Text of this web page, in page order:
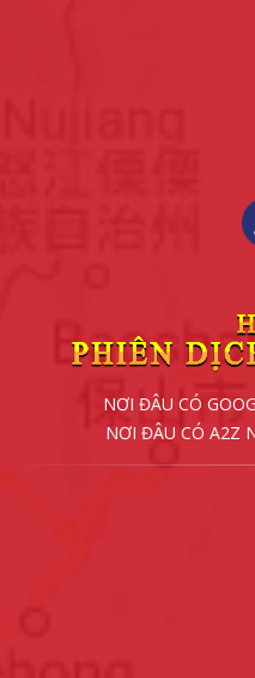
NƠI ĐÂU CÓ
NƠI ĐÂU CÓ A2Z